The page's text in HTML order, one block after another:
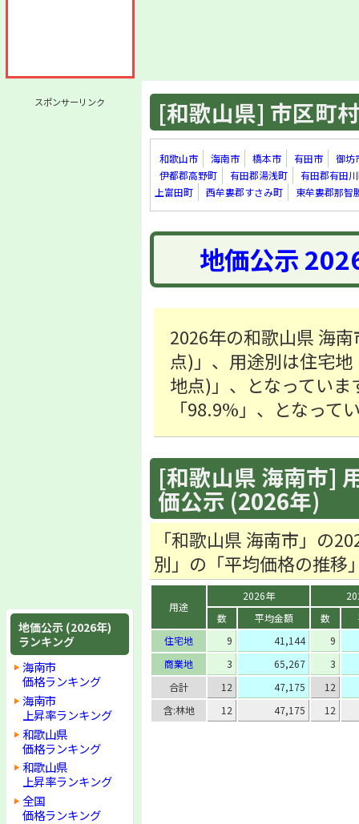
スポンサーリンク
地価公示 (2026年)
ランキング
海南市
価格ランキング
海南市
上昇率ランキング
和歌山県
価格ランキング
和歌山県
上昇率ランキング
全国
価格ランキング
[和歌山県] 市区町
和歌山市 海南市 橋本市 有田市
御坊
伊都郡高野町
有田郡湯浅町
有田郡有田
上富田町
西牟婁郡すさみ町 東牟婁郡那智
地価公示
2026年の和歌山県 海
点)」、用途別は住宅
地点)」、となってい
「98.9%」、となって
[和歌山県 海南市]
価公示 (2026年)
「和歌山県 海南市」の
別」の「平均価格の推移
用途
2026年
数
平均金額 数
住宅地
9 41,144
9
商業地
3 65,267
3
合計
12 47,175
12
含:林地
12 47,175 12